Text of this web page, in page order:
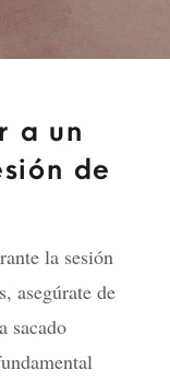
a un
de
la sesión
asegúrate de
sacado